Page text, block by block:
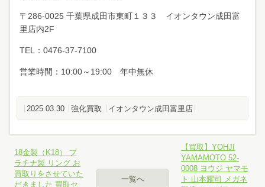
〒286-0025 千葉県成田市東町１３３ イオンタウン成田富
里店内2F
TEL：0476-37-7100
営業時間：10:00～19:00 年中無休
2025.03.30 強化買取 イオンタウン成田富里店
18金製（K18） プ
ラチナ製 リング お
買取りをさせていた
だきました 買取セ
一覧へ
【買取】YOHJI
YAMAMOTO 52-
0008 ヨウジ ヤマモ
ト 山本耀司 メガネ